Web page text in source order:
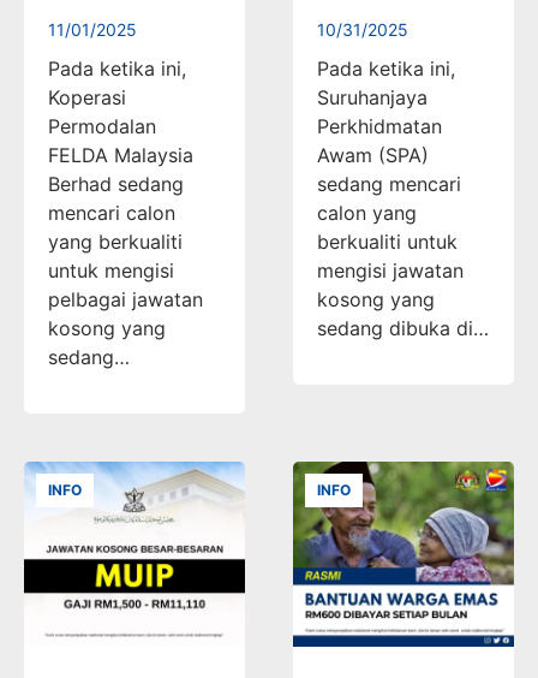
11/01/2025
Pada ketika ini,
Koperasi
Permodalan
FELDA Malaysia
Berhad sedang
mencari calon
yang berkualiti
untuk mengisi
pelbagai jawatan
kosong yang
sedang…
10/31/2025
Pada ketika ini,
Suruhanjaya
Perkhidmatan
Awam (SPA)
sedang mencari
calon yang
berkualiti untuk
mengisi jawatan
kosong yang
sedang dibuka di…
INFO INFO